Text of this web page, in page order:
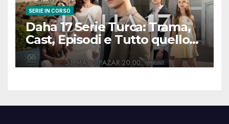
SERIE IN CORSO
Daha 17 Serie Turca: Trama,
Cast, Episodi e Tutto quello
che Devi Sapere